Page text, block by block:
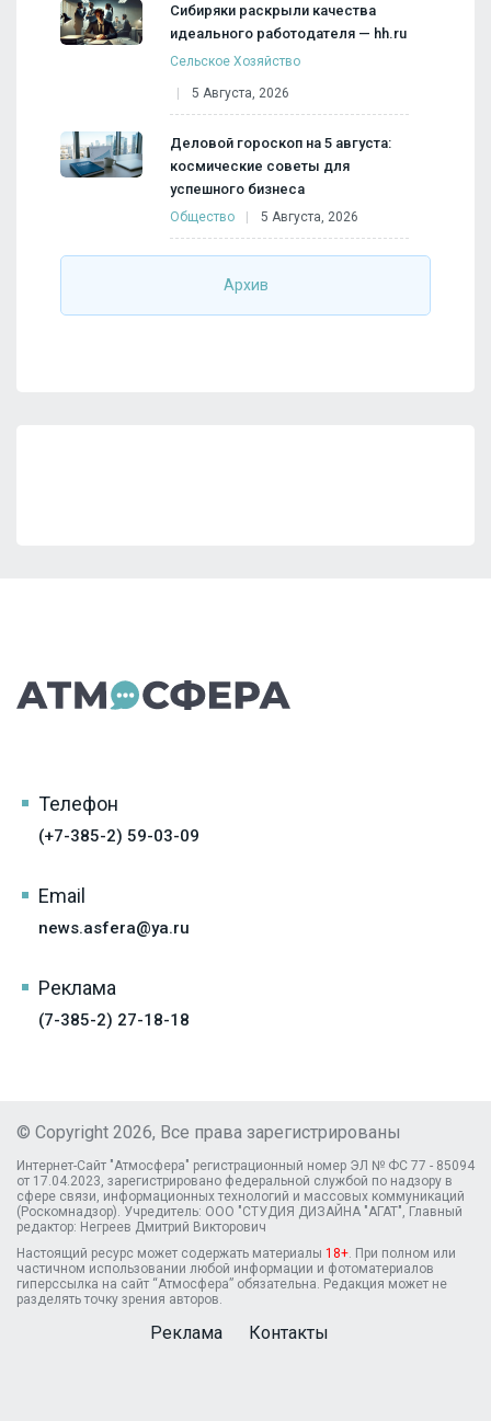
Сибиряки раскрыли качества
идеального работодателя — hh.ru
Сельское Хозяйство
5 Августа, 2026
Деловой гороскоп на 5 августа:
космические советы для
успешного бизнеса
Общество 5 Августа, 2026
Архив
Телефон
(+7-385-2) 59-03-09
Email
news.asfera@ya.ru
Реклама
(7-385-2) 27-18-18
© Copyright 2026, Все права зарегистрированы
Интернет-Сайт "Атмосфера" регистрационный номер ЭЛ № ФС 77 - 85094
от 17.04.2023, зарегистрировано федеральной службой по надзору в
сфере связи, информационных технологий и массовых коммуникаций
(Роскомнадзор). Учредитель: ООО "СТУДИЯ ДИЗАЙНА "АГАТ", Главный
редактор: Негреев Дмитрий Викторович
Настоящий ресурс может содержать материалы 18+ . При полном или
частичном использовании любой информации и фотоматериалов
гиперссылка на сайт “Атмосфера” обязательна. Редакция может не
разделять точку зрения авторов.
Реклама Контакты